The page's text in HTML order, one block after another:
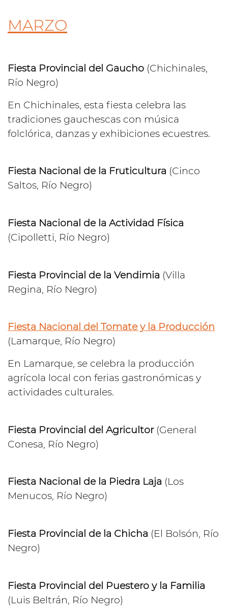
MARZO
Fiesta Provincial del Gaucho (Chichinales,
Río Negro)
En Chichinales, esta fiesta celebra las
tradiciones gauchescas con música
folclórica, danzas y exhibiciones ecuestres.
Fiesta Nacional de la Fruticultura (Cinco
Saltos, Río Negro)
Fiesta Nacional de la Actividad Física
(Cipolletti, Río Negro)
Fiesta Provincial de la Vendimia (Villa
Regina, Río Negro)
Fiesta Nacional del Tomate y la Producción
(Lamarque, Río Negro)
En Lamarque, se celebra la producción
agrícola local con ferias gastronómicas y
actividades culturales.
Fiesta Provincial del Agricultor(General
Conesa, Río Negro)
Fiesta Nacional de la Piedra Laja (Los
Menucos, Río Negro)
Fiesta Provincial de la Chicha (El Bolsón, Río
Negro)
Fiesta Provincial del Puestero y la Familia
(Luis Beltrán, Río Negro)